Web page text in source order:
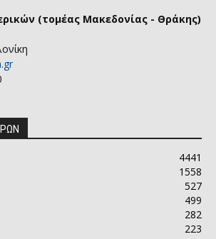
(τομέας Μακεδονίας - Θράκης)
4441
1558
527
499
282
223